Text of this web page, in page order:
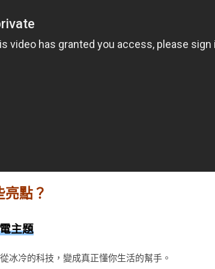
點？
主題
冰冷的科技，變成真正懂你生活的幫手。